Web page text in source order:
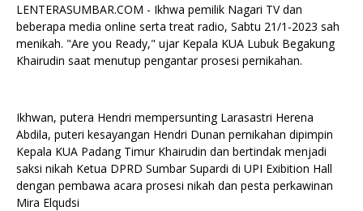
LENTERASUMBAR.COM - Ikhwa pemilik Nagari TV dan
beberapa media online serta treat radio, Sabtu 21/1-2023 sah
menikah. "Are you Ready," ujar Kepala KUA Lubuk Begakung
Khairudin saat menutup pengantar prosesi pernikahan.
Ikhwan, putera Hendri mempersunting Larasastri Herena
Abdila, puteri kesayangan Hendri Dunan pernikahan dipimpin
Kepala KUA Padang Timur Khairudin dan bertindak menjadi
saksi nikah Ketua DPRD Sumbar Supardi di UPI Exibition Hall
dengan pembawa acara prosesi nikah dan pesta perkawinan
Mira Elqudsi